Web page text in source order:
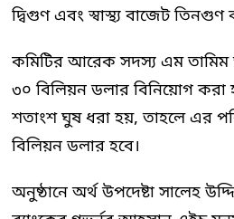
দ্বিগুণ এবং স্বাস্থ্য বাজেট তিনগুণ
কমিটির আরেক সদস্য এম তামিম
৩০ বিলিয়ন ডলার বিনিয়োগ করা
শতাংশ ঘুষ ধরা হয়, তাহলে এর
বিলিয়ন ডলার হবে।
অনুষ্ঠানে অর্থ উপদেষ্টা সালেহ